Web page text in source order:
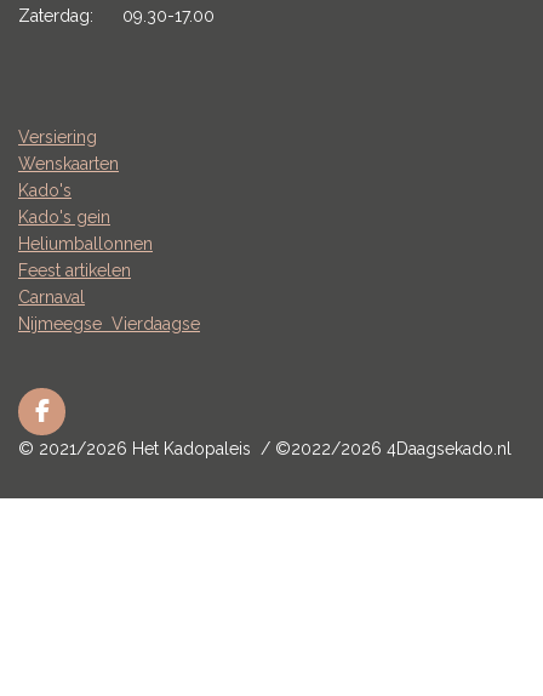
Zaterdag: 09.30-17.00
Versiering
Wenskaarten
Kado's
Kado's gein
Heliumballonnen
Feest artikelen
Carnaval
Nijmeegse Vierdaagse
F
a
© 2021/2026 Het Kadopaleis / ©2022/2026 4Daagsekado.nl